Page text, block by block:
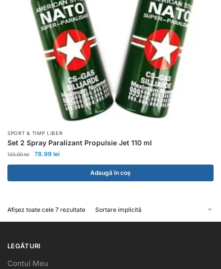
SPORT & TIMP LIBER
Set 2 Spray Paralizant Propulsie Jet 110 ml
120.00lei 78.99 lei
Adaugă în coș
Afișez toate cele 7 rezultate
LEGĂTURI
Contul Meu